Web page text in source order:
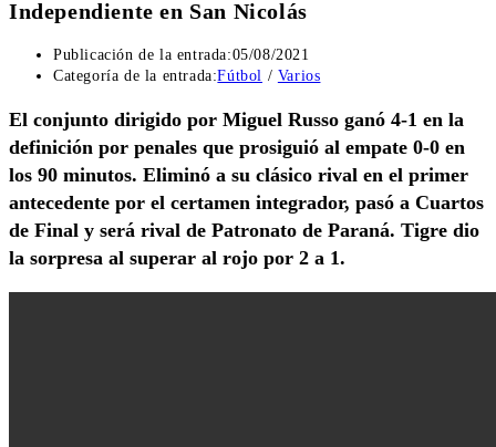
Independiente en San Nicolás
Publicación de la entrada:05/08/2021
Categoría de la entrada:Fútbol / Varios
El conjunto dirigido por Miguel Russo ganó 4-1 en la
definición por penales que prosiguió al empate 0-0 en
los 90 minutos. Eliminó a su clásico rival en el primer
antecedente por el certamen integrador, pasó a Cuartos
de Final y será rival de Patronato de Paraná. Tigre dio
la sorpresa al superar al rojo por 2 a 1.